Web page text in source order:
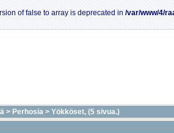
of false to array is deprecated in /var/www/4/
> Perhosia > Yökköset, (5 sivua.)